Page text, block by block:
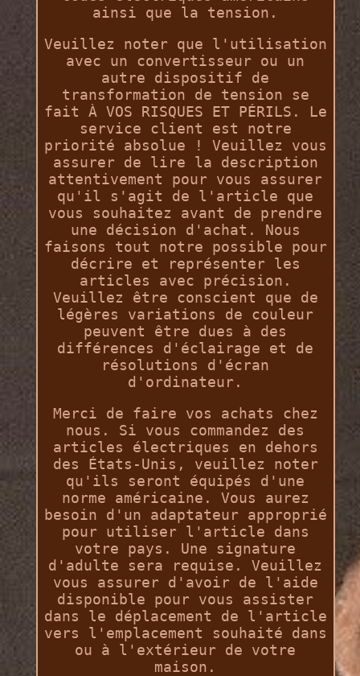
ainsi que la tension.
Veuillez noter que l'utilisation
avec un convertisseur ou un
autre dispositif de
transformation de tension se
fait À VOS RISQUES ET PÉRILS. Le
service client est notre
priorité absolue ! Veuillez vous
assurer de lire la description
attentivement pour vous assurer
qu'il s'agit de l'article que
vous souhaitez avant de prendre
une décision d'achat. Nous
faisons tout notre possible pour
décrire et représenter les
articles avec précision.
Veuillez être conscient que de
légères variations de couleur
peuvent être dues à des
différences d'éclairage et de
résolutions d'écran
d'ordinateur.
Merci de faire vos achats chez
nous. Si vous commandez des
articles électriques en dehors
des États-Unis, veuillez noter
qu'ils seront équipés d'une
norme américaine. Vous aurez
besoin d'un adaptateur approprié
pour utiliser l'article dans
votre pays. Une signature
d'adulte sera requise. Veuillez
vous assurer d'avoir de l'aide
disponible pour vous assister
dans le déplacement de l'article
vers l'emplacement souhaité dans
ou à l'extérieur de votre
maison.